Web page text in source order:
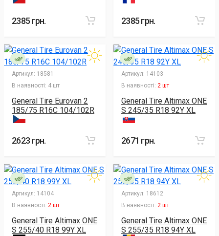
2385 грн. 2385 грн.
Артикул: 18581
В наявності: 4 шт
General Tire Eurovan 2
185/75 R16C 104/102R
2623 грн.
Артикул: 14103
В наявності: 2 шт
General Tire Altimax ONE
S 245/35 R18 92Y XL
2671 грн.
Артикул: 14104
В наявності: 2 шт
General Tire Altimax ONE
S 255/40 R18 99Y XL
Артикул: 18612
В наявності: 2 шт
General Tire Altimax ONE
S 255/35 R18 94Y XL